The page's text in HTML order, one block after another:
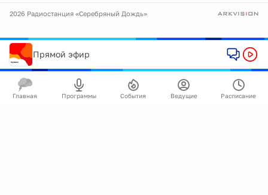
2026 Радиостанция «Серебряный Дождь»
Прямой эфир
Главная Программы События Ведущие Расписание